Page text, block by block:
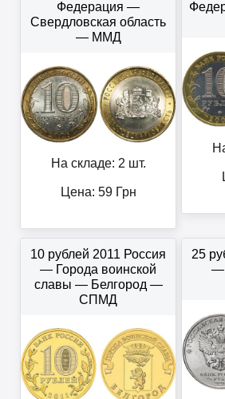
Федерация —
Свердловская область
— ММД
На складе: 2 шт.
Цена: 59Грн
10 рублей 2011 Россия
— Города воинской
славы — Белгород —
СПМД
25
—